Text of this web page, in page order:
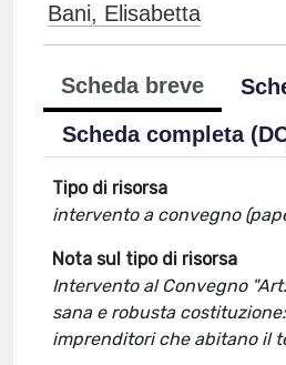
Bani, Elisabetta
Scheda breve
Scheda completa
Tipo di risorsa
intervento a convegno
Nota sul tipo di risorsa
Intervento al Convegno
sana e robusta
imprenditori che abitano il